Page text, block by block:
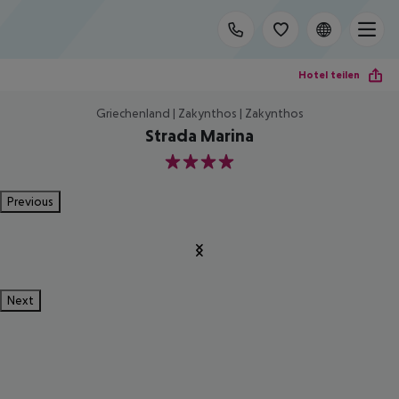
Hotel teilen
Griechenland | Zakynthos | Zakynthos
Strada Marina
4
Previous
Next